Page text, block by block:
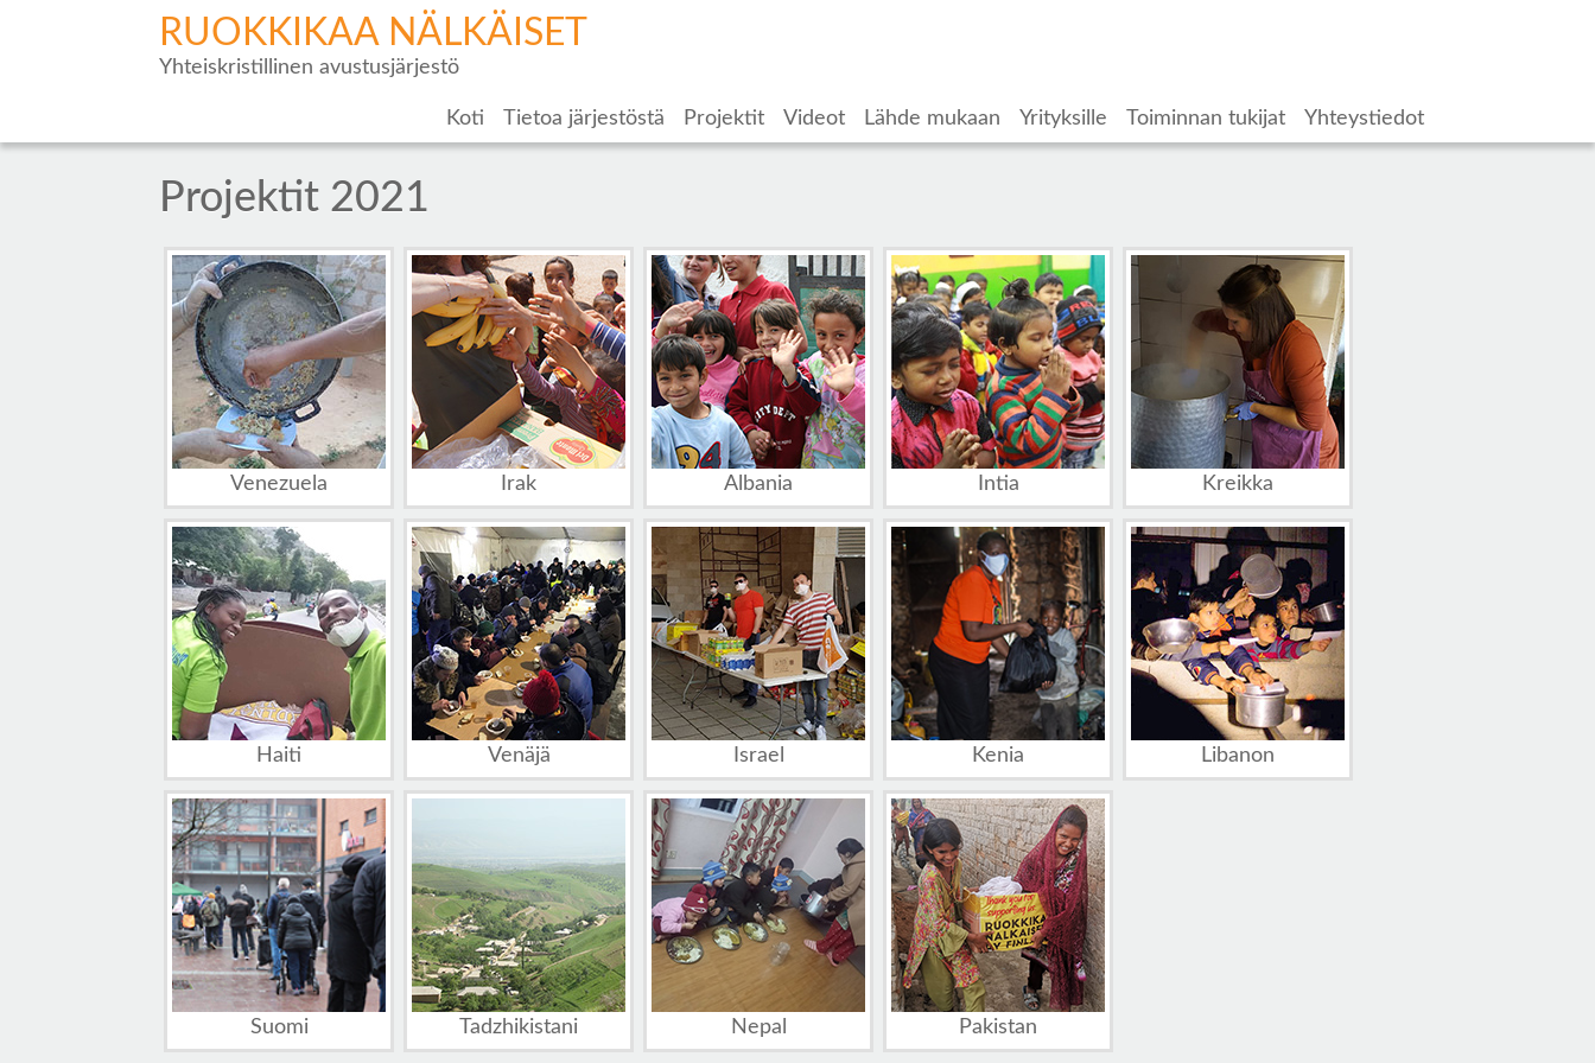
RUOKKIKAA NÄLKÄISET
Yhteiskristillinen avustusjärjestö
Koti Tietoa järjestöstä Projektit Videot Lähde mukaan Yrityksille Toiminnan tukijat Yhteystiedot
Projektit 2021
Venezuela Irak Albania Intia Kreikka
Haiti Venäjä Israel Kenia Libanon
Suomi Tadzhikistani Nepal Pakistan